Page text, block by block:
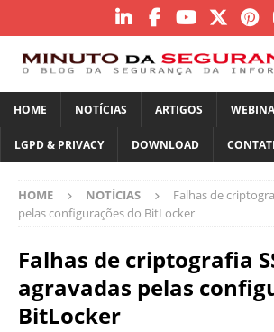
HOME NOTÍCIAS ARTIGOS
LGPD & PRIVACY DOWNLOAD
HOME NOTÍCIAS
Falhas de
pelas configurações do BitLocker
Falhas de criptografia
agravadas pelas
BitLocker